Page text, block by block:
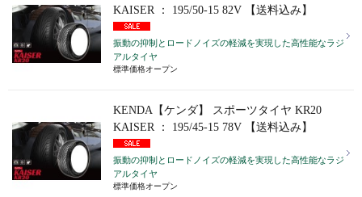
KAISER ： 195/50-15 82V 【送料込み】
振動の抑制とロードノイズの軽減を実現した高性能なラジ
アルタイヤ
標準価格オープン
KENDA【ケンダ】 スポーツタイヤ KR20
KAISER ： 195/45-15 78V 【送料込み】
振動の抑制とロードノイズの軽減を実現した高性能なラジ
アルタイヤ
標準価格オープン